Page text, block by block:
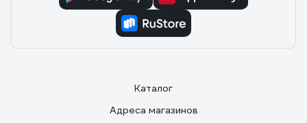
Каталог
Адреса магазинов